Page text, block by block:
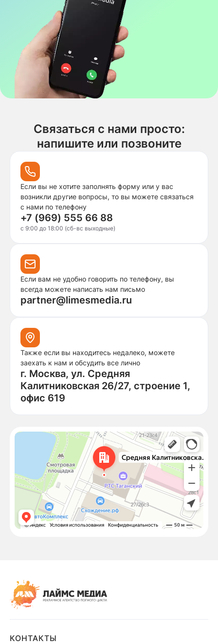
Связаться с нами просто:
напишите или позвоните
Если вы не хотите заполнять форму или у вас
возникли другие вопросы, то вы можете связаться
с нами по телефону
+7 (969) 555 66 88
c 9:00 до 18:00 (сб-вс выходные)
Если вам не удобно говорить по телефону, вы
всегда можете написать нам письмо
partner@limesmedia.ru
Также если вы находитесь недалеко, можете
заехать к нам и обсудить все лично
г. Москва, ул. Средняя
Калитниковская 26/27, строение 1,
офис 619
Москва
Средняя Калитниковская улица, 26/27с1 — Яндекс Карты
КОНТАКТЫ